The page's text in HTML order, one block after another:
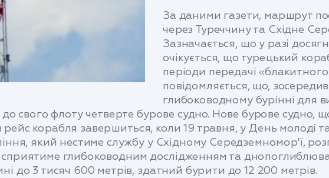
За даними газети, маршрут
через Туреччину та Східне
Зазначається, що у разі
очікується, що турецький
періоди передачі
повідомляється, що,
глибоководному бурінні для
свого флоту четверте бурове судно. Нове бурове судно,
рейс корабля завершиться, коли 19 травня, у День молоді
який нестиме службу у Східному Середземномор'ї,
сприятиме глибоководним дослідженням та
до 3 тисяч 600 метрів, здатний бурити до 12 200 метрів.